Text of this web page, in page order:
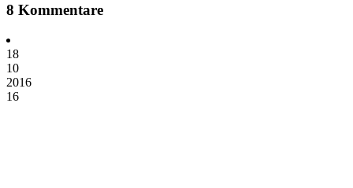
8 Kommentare
18
10
2016
16